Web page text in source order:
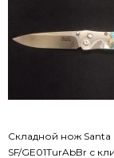
Складной нож Santa
SF/GE01TurAbBr с